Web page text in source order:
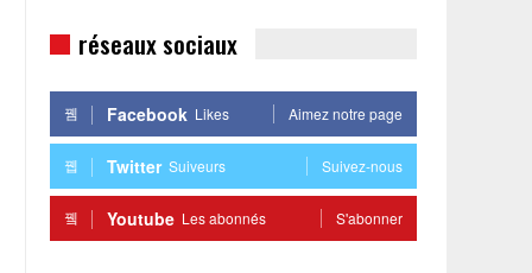
réseaux sociaux
Facebook Likes Aimez notre page
Twitter Suiveurs Suivez-nous
Youtube Les abonnés S'abonner